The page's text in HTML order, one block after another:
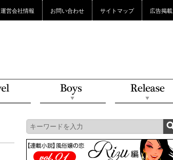
運営会社情報 お問い合わせ サイトマップ 広告掲載